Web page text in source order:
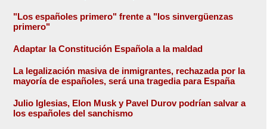
"Los españoles primero" frente a "los sinvergüenzas
primero"
Adaptar la Constitución Española a la maldad
La legalización masiva de inmigrantes, rechazada por la
mayoría de españoles, será una tragedia para España
Julio Iglesias, Elon Musk y Pavel Durov podrían salvar a
los españoles del sanchismo